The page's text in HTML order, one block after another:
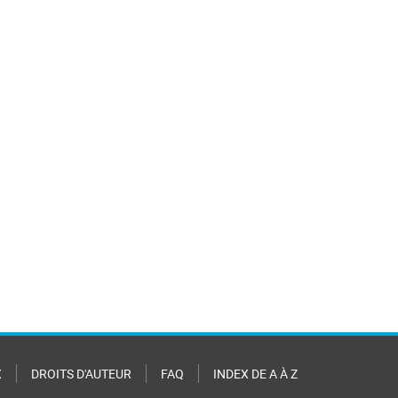
DROITS D'AUTEUR FAQ INDEX DE A À Z